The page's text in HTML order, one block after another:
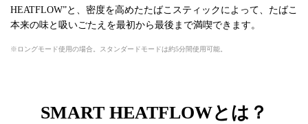
HEATFLOW”と、密度を高めたたばこスティックによって、たばこ
本来の味と吸いごたえを最初から最後まで満喫できます。
ロングモード使用の場合。スタンダードモードは約5分間使用可能。
SMART HEATFLOWとは？